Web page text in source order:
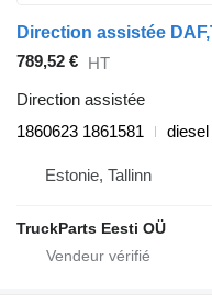
789,52 € HT
Direction assistée
1860623 1861581
diesel
Estonie, Tallinn
TruckParts Eesti OÜ